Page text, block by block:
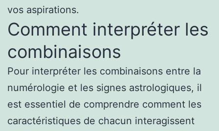
vos aspirations.
Comment interpréter les
combinaisons
Pour interpréter les combinaisons entre la
numérologie et les signes astrologiques, il
est essentiel de comprendre comment les
caractéristiques de chacun interagissent